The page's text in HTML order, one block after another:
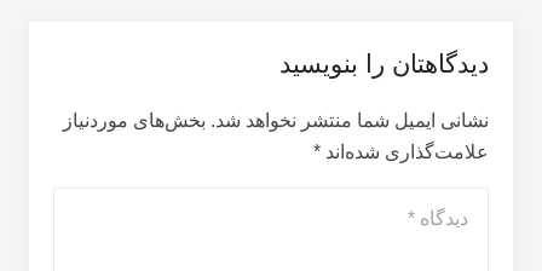
دیدگاهتان را بنویسید
نشانی ایمیل شما منتشر نخواهد شد. بخش‌های موردنیاز
علامت‌گذاری شده‌اند *